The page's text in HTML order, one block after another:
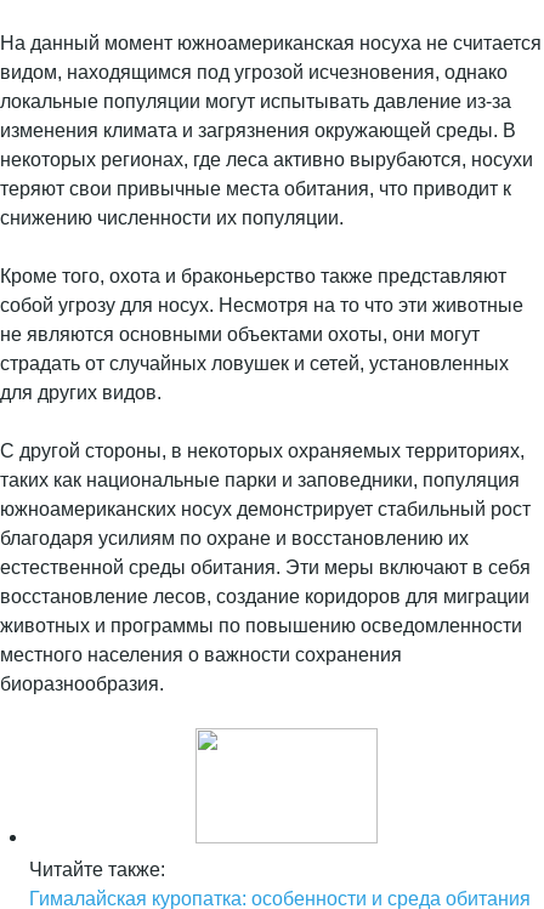
На данный момент южноамериканская носуха не считается
видом, находящимся под угрозой исчезновения, однако
локальные популяции могут испытывать давление из-за
изменения климата и загрязнения окружающей среды. В
некоторых регионах, где леса активно вырубаются, носухи
теряют свои привычные места обитания, что приводит к
снижению численности их популяции.
Кроме того, охота и браконьерство также представляют
собой угрозу для носух. Несмотря на то что эти животные
не являются основными объектами охоты, они могут
страдать от случайных ловушек и сетей, установленных
для других видов.
С другой стороны, в некоторых охраняемых территориях,
таких как национальные парки и заповедники, популяция
южноамериканских носух демонстрирует стабильный рост
благодаря усилиям по охране и восстановлению их
естественной среды обитания. Эти меры включают в себя
восстановление лесов, создание коридоров для миграции
животных и программы по повышению осведомленности
местного населения о важности сохранения
биоразнообразия.
Читайте также:
Гималайская куропатка: особенности и среда обитания